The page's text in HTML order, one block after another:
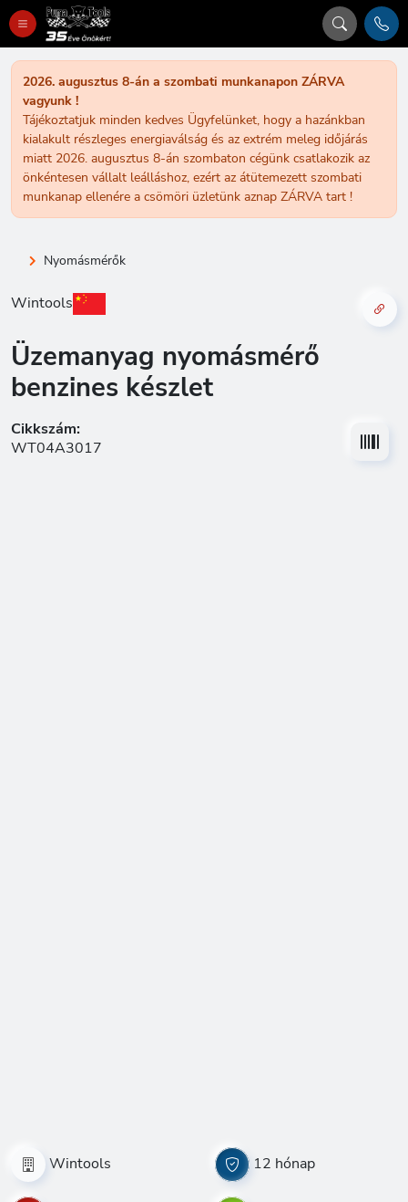
2026. augusztus 8-án a szombati munkanapon ZÁRVA
vagyunk !
Tájékoztatjuk minden kedves Ügyfelünket, hogy a hazánkban
kialakult részleges energiaválság és az extrém meleg időjárás
miatt 2026. augusztus 8-án szombaton cégünk csatlakozik az
önkéntesen vállalt leálláshoz, ezért az átütemezett szombati
munkanap ellenére a csömöri üzletünk aznap ZÁRVA tart !
Nyomásmérők
Wintools
Üzemanyag nyomásmérő
benzines készlet
Cikkszám:
WT04A3017
Wintools 12 hónap